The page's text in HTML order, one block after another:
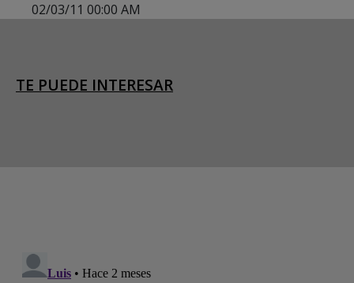
02/03/11 00:00 AM
TE PUEDE INTERESAR